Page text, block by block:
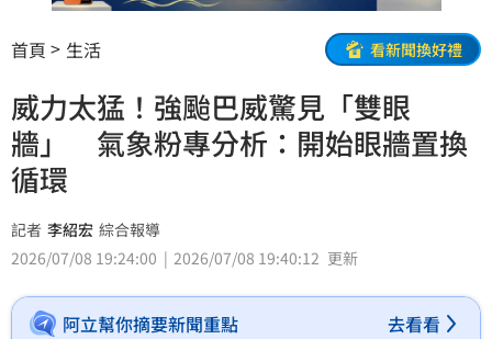
首頁 生活 看新聞換好禮
威力太猛！強颱巴威驚見「雙眼
牆」 氣象粉專分析：開始眼牆置換
循環
記者 李紹宏 綜合報導
2026/07/08 19:24:00
2026/07/08 19:40:12 更新
阿立幫你摘要新聞重點 去看看